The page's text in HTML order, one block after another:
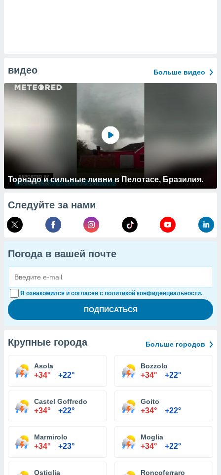
видео Больше видео
Торнадо и сильные ливни в Пелотасе, Бразилия.
Следуйте за нами
Погода в вашей почте
Я ознакомился и согласен с политикой конфиденциальности.
Крупные города Больше городов
Asola
+34° +22°
Bozzolo
+34° +22°
Castel Goffredo
+34° +22°
Goito
+34° +22°
Marmirolo
+34° +23°
Moglia
+34° +22°
Ostiglia Roncoferraro